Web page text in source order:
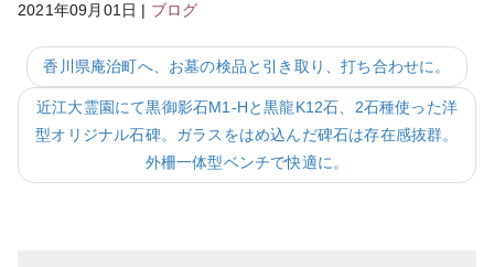
2021年09月01日 | ブログ
香川県庵治町へ、お墓の検品と引き取り、打ち合わせに。
近江大霊園にて黒御影石M1-Hと黒龍K12石、2石種使った洋
型オリジナル石碑。ガラスをはめ込んだ碑石は存在感抜群。
外柵一体型ベンチで快適に。